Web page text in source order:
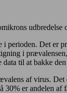
Det er
i
til at bakke
af virus.
er andelen